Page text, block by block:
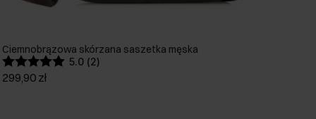
Ciemnobrązowa skórzana saszetka męska
5.0 (2)
299,90 zł